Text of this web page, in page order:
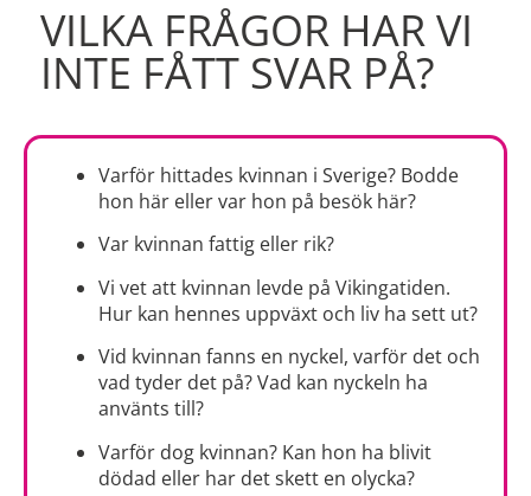
VILKA FRÅGOR HAR VI
INTE FÅTT SVAR PÅ?
Varför hittades kvinnan i Sverige? Bodde
hon här eller var hon på besök här?
Var kvinnan fattig eller rik?
Vi vet att kvinnan levde på Vikingatiden.
Hur kan hennes uppväxt och liv ha sett ut?
Vid kvinnan fanns en nyckel, varför det och
vad tyder det på? Vad kan nyckeln ha
använts till?
Varför dog kvinnan? Kan hon ha blivit
dödad eller har det skett en olycka?